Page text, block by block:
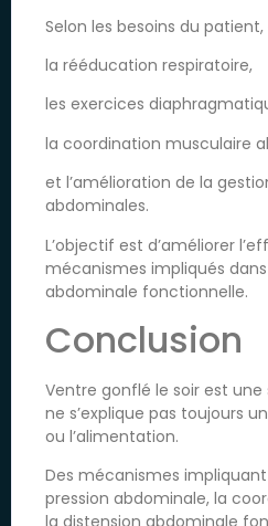
Selon les besoins du
la rééducation respiratoire,
les exercices
la coordination musculaire
et l’amélioration de la
abdominales.
L’objectif est d’améliorer
mécanismes impliqués
abdominale fonctionnelle.
Conclusion
Ventre gonflé le soir est
ne s’explique pas toujours
ou l’alimentation.
Des mécanismes
pression abdominale, la